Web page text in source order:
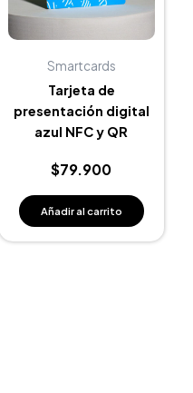
Smartcards
Tarjeta de
presentación digital
azul NFC y QR
$79.900
Añadir al carrito